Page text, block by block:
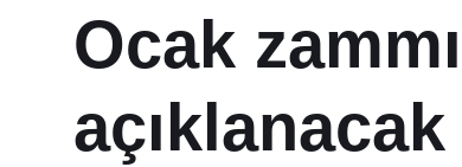
Ocak
açıklanacak